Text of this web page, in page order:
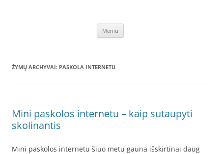
nedirbantiems, be pajamų, nuo 18 metų, bedarbiui, SMS žinute,
Meniu
ŽYMŲ ARCHYVAI: PASKOLA INTERNETU
Mini paskolos internetu – kaip sutaupyti
skolinantis
Mini paskolos internetu šiuo metu gauna išskirtinai daug